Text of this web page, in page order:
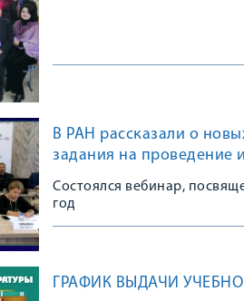
В РАН рассказали о
задания на проведение
Cостоялся вебинар,
год
ГРАФИК ВЫДАЧИ